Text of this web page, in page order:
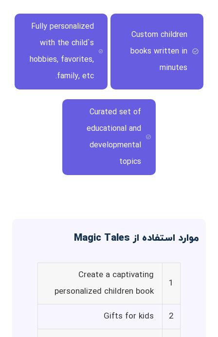
Custom children
books written in
minutes
Fully personalized
with the child`s
hobbies, favorites,
family, etc.
Curated set of
educational and
developmental
topics
موارد استفاده از Magic Tales
1
Create a captivating
personalized children book
2
Gifts for kids